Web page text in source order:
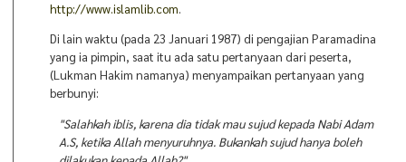
http://www.islamlib.com.
Di lain waktu (pada 23 Januari 1987) di pengajian Paramadina
yang ia pimpin, saat itu ada satu pertanyaan dari peserta,
(Lukman Hakim namanya) menyampaikan pertanyaan yang
berbunyi:
"Salahkah iblis, karena dia tidak mau sujud kepada Nabi Adam
A.S, ketika Allah menyuruhnya. Bukankah sujud hanya boleh